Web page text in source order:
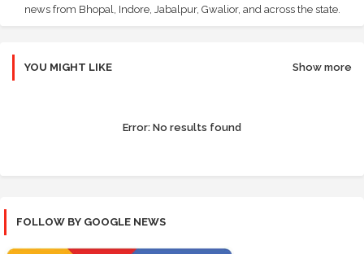
news from Bhopal, Indore, Jabalpur, Gwalior, and across the state.
YOU MIGHT LIKE Show more
Error: No results found
FOLLOW BY GOOGLE NEWS